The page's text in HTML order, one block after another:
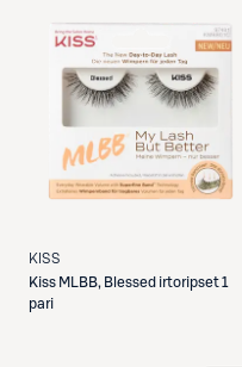
KISS
Kiss MLBB, Blessed irtoripset 1
pari